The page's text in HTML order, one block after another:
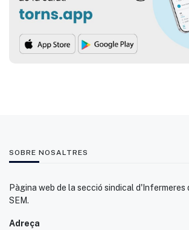
SOBRE NOSALTRES
Pàgina web de la secció sindical d'Infermeres
SEM.
Adreça